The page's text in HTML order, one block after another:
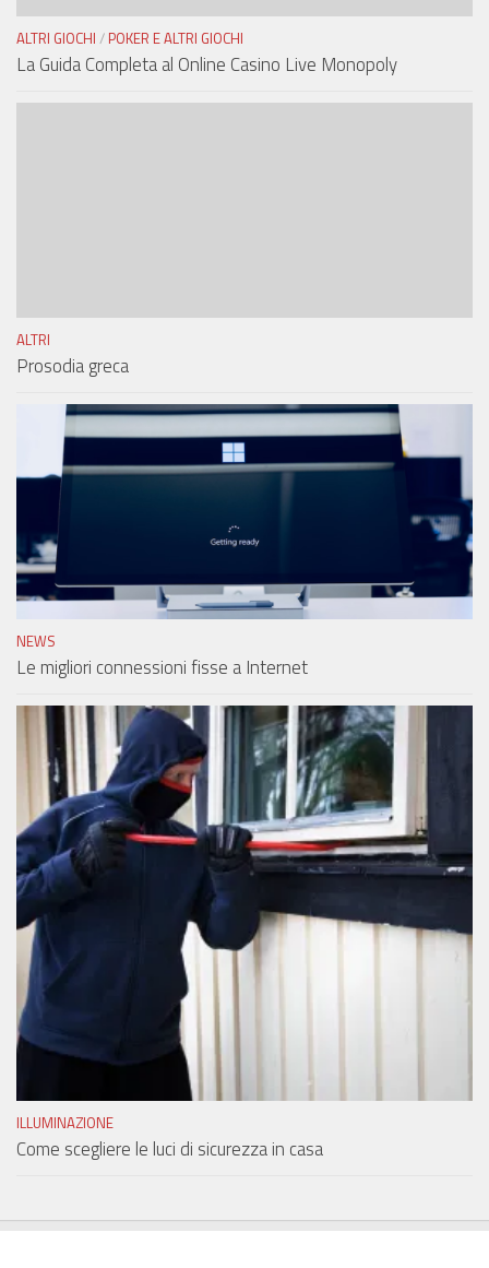
ALTRI GIOCHI / POKER E ALTRI GIOCHI
La Guida Completa al Online Casino Live Monopoly
ALTRI
Prosodia greca
NEWS
Le migliori connessioni fisse a Internet
ILLUMINAZIONE
Come scegliere le luci di sicurezza in casa